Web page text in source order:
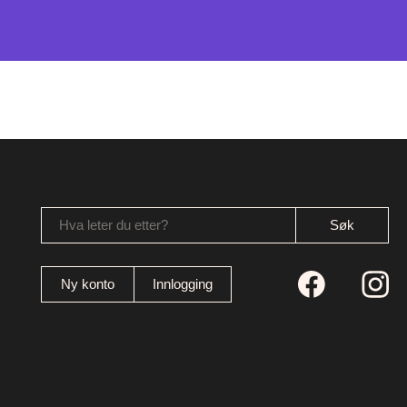
Hva leter du etter?
Ny konto Innlogging